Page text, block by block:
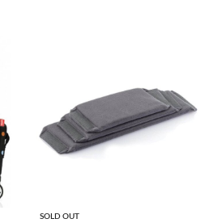
SOLD OUT